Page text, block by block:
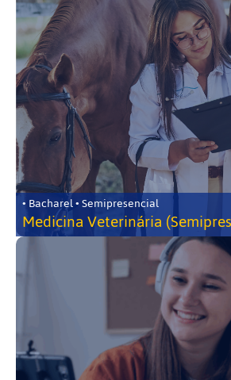
• Bacharel • Semipresencial
Medicina Veterinária